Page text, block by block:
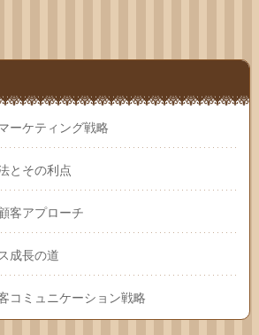
ーケティング戦略
とその利点
客アプローチ
成長の道
コミュニケーション戦略